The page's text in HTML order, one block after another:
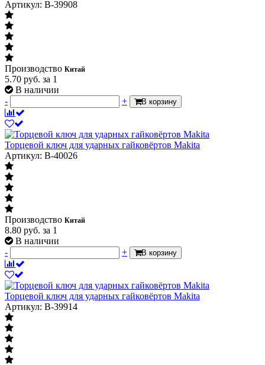
Артикул: B-39908
Производство Китай
5.70 руб. за 1
В наличии
-
+ В корзину
Торцевой ключ для ударных гайковёртов Makita
Артикул: B-40026
Производство Китай
8.80 руб. за 1
В наличии
-
+ В корзину
Торцевой ключ для ударных гайковёртов Makita
Артикул: B-39914